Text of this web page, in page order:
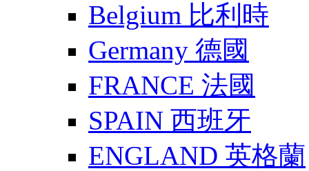
Belgium 比利時
Germany 德國
FRANCE 法國
SPAIN 西班牙
ENGLAND 英格蘭